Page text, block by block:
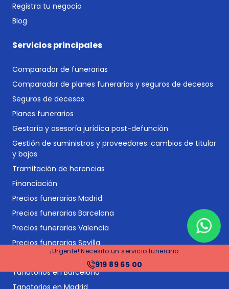
¡Urgente! Necesito un servicio funerario
919 89 65 00
Registra tu negocio
Blog
Servicios principales
Comparador de funerarias
Comparador de planes funerarios y seguros de decesos
Seguros de decesos
Planes funerarios
Gestoría y asesoría jurídica post-defunción
Gestión de suministros y proveedores: cambios de titular
y bajas
Tramitación de herencias
Financiación
Precios funerarias Madrid
Precios funerarias Barcelona
Precios funerarias Valencia
Precios funerarias Sevilla
Tanatorios en España
Tanatorios en Barcelona
Tanatorios en Madrid